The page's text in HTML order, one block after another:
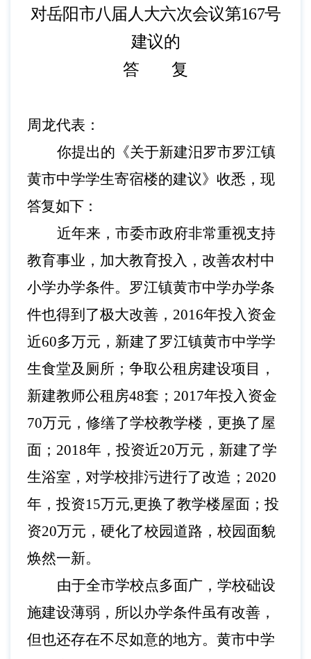
对岳阳市八届人大六次会议第167号
建议的
答 复
周龙代表：
你提出的《关于新建汨罗市罗江镇
黄市中学学生寄宿楼的建议》收悉， 现
答复如下：
近年来，市委市政府非常重视支持
教育事业，加大教育投入，改善农村中
小学办学条件。罗江镇黄市中学办学条
件也得到了极大改善， 2016年投入资金
近60多万元，新建了罗江镇黄市中学学
生食堂及厕所；争取公租房建设项目，
新建教师公租房48套；2017年投入资金
70万元，修缮了学校教学楼，更换了屋
面；2018年，投资近20万元，新建了学
生浴室，对学校排污进行了改造；2020
年，投资15万元,更换了教学楼屋面；投
资20万元，硬化了校园道路，校园面貌
焕然一新。
由于全市学校点多面广，学校础设
施建设薄弱，所以办学条件虽有改善，
但也还存在不尽如意的地方。黄市中学